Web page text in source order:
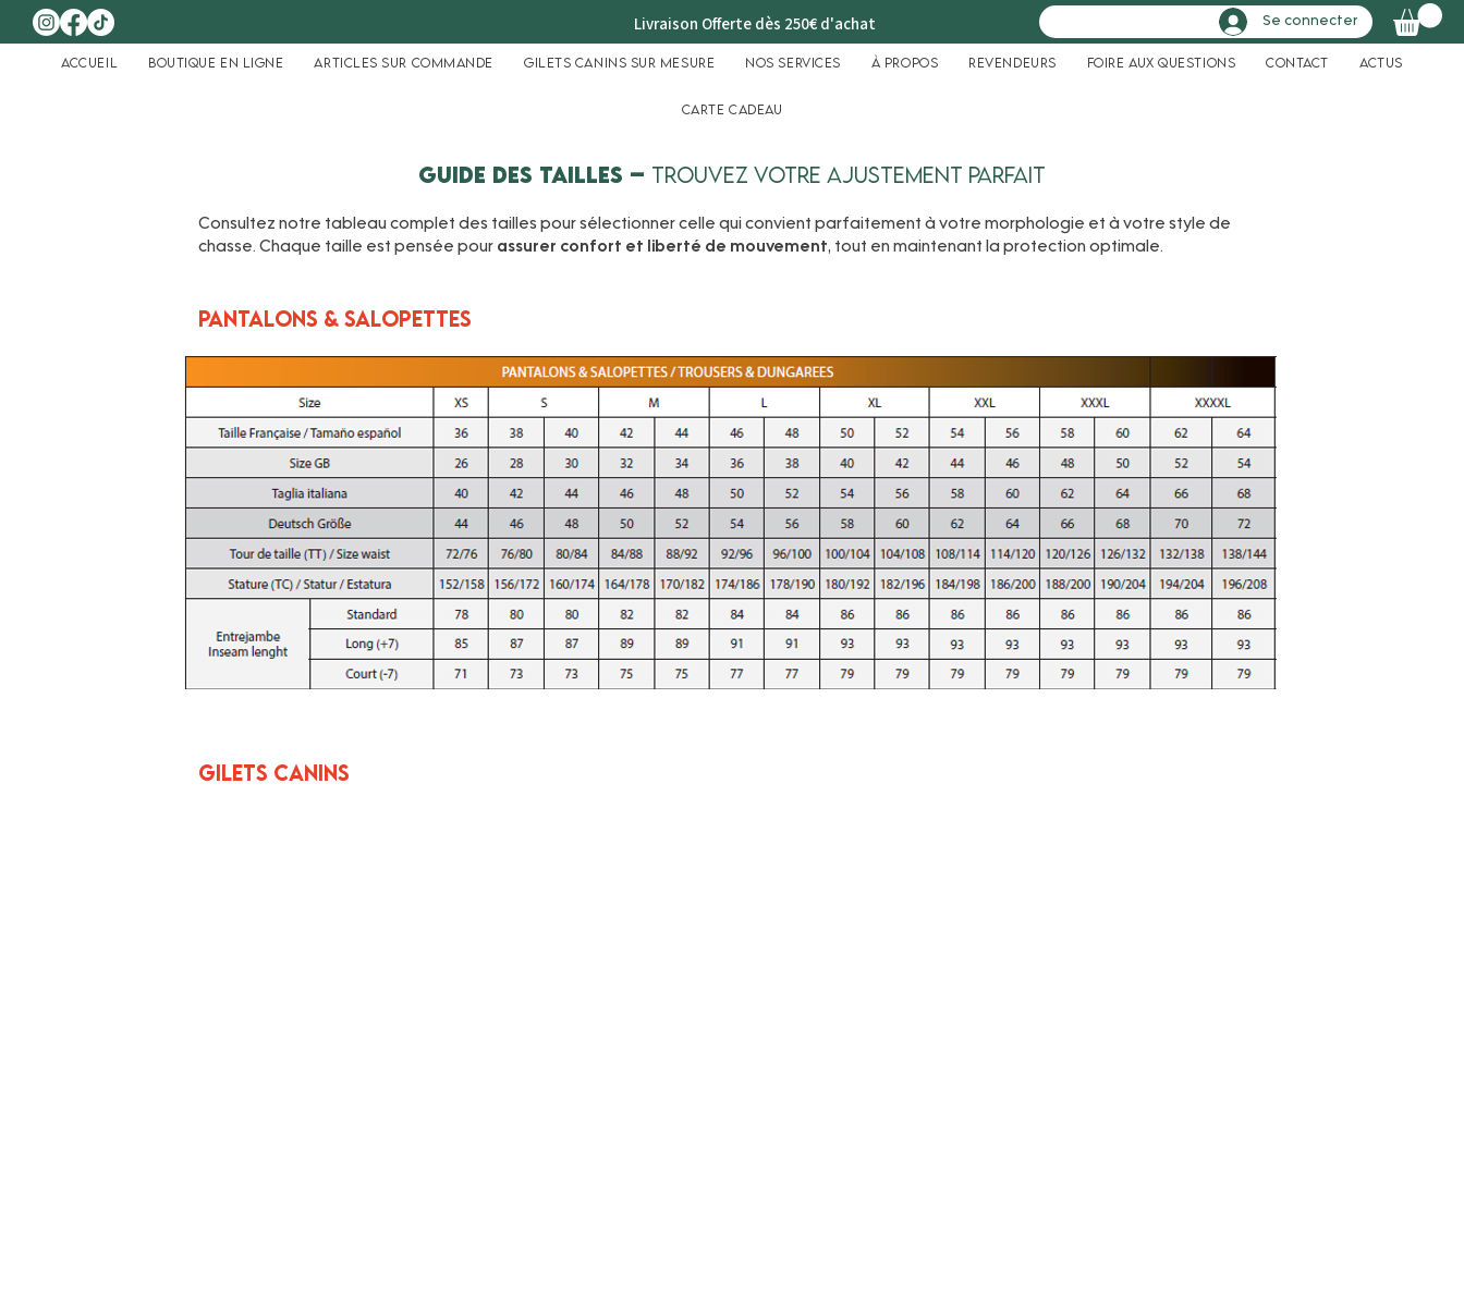
Livraison Offerte dès 250€ d'achat Se connecter
Accueil Boutique en ligne Articles sur commande Gilets Canins sur mesure Nos services À propos Revendeurs Foire aux questions Contact Actus
Carte cadeau
Guide des tailles – trouvez votre ajustement parfait
Consultez notre tableau complet des tailles pour sélectionner celle qui convient parfaitement à votre morphologie et à votre style de
chasse. Chaque taille est pensée pour assurer confort et liberté de mouvement, tout en maintenant la protection optimale.
Pantalons & Salopettes
Gilets canins